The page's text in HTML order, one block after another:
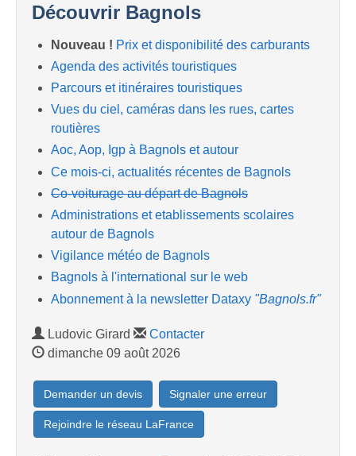
Découvrir Bagnols
Nouveau ! Prix et disponibilité des carburants
Agenda des activités touristiques
Parcours et itinéraires touristiques
Vues du ciel, caméras dans les rues, cartes
routières
Aoc, Aop, Igp à Bagnols et autour
Ce mois-ci, actualités récentes de Bagnols
Co-voiturage au départ de Bagnols
Administrations et etablissements scolaires
autour de Bagnols
Vigilance météo de Bagnols
Bagnols à l'international sur le web
Abonnement à la newsletter Dataxy "Bagnols.fr"
Ludovic Girard
Contacter
dimanche 09 août 2026
Demander un devis Signaler une erreur
Rejoindre le réseau LaFrance